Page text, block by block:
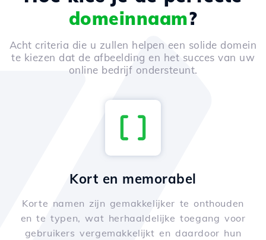
domeinnaam?
Acht criteria die u zullen helpen een solide domein
te kiezen dat de afbeelding en het succes van uw
online bedrijf ondersteunt.
Kort en memorabel
Korte namen zijn gemakkelijker te onthouden
en te typen, wat herhaaldelijke toegang voor
gebruikers vergemakkelijkt en daardoor hun